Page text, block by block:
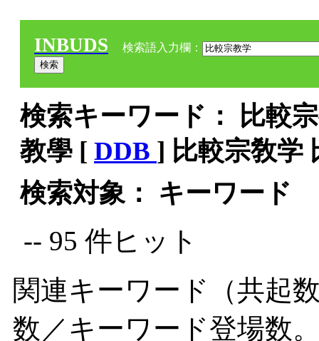
INBUDS 検索語入力欄：
検索キーワード： 比較
教學 [ DDB ] 比較宗敎学
検索対象： キーワード
-- 95 件ヒット
関連キーワード（共起
数／キーワード登場数